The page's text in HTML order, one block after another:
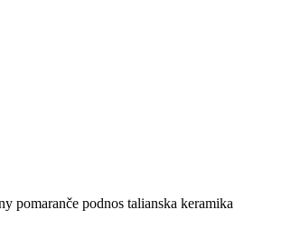
pomaranče podnos talianska keramika